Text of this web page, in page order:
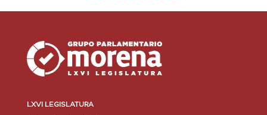
LXVI LEGISLATURA